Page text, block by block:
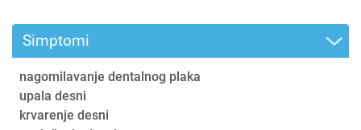
Simptomi
nagomilavanje dentalnog plaka
upala desni
krvarenje desni